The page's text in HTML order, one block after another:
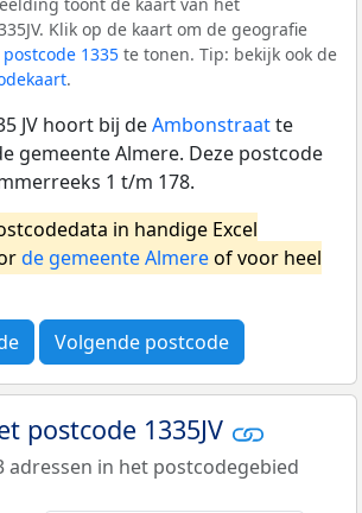
toont de kaart van het
Klik op de kaart om de geografie
1335 te tonen. Tip: bekijk ook de
.
JV hoort bij deAmbonstraatte
gemeente Almere. Deze postcode
1 t/m 178.
in handige Excel
de gemeente Almereof voor heel
Volgende postcode
postcode 1335JV
adressen in het postcodegebied